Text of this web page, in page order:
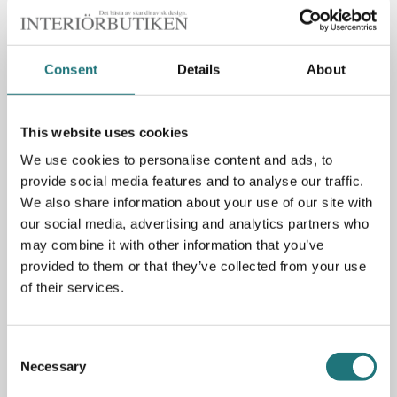
Consent Details About
This website uses cookies
We use cookies to personalise content and ads, to
provide social media features and to analyse our traffic.
We also share information about your use of our site with
our social media, advertising and analytics partners who
may combine it with other information that you’ve
provided to them or that they’ve collected from your use
of their services.
Selection
Necessary
BETALA MED KLARNA
Spara som favorit
Specifikationer
Material: lackad metall, plexi
Mått: 30x50 cm (DxH)
2-pack